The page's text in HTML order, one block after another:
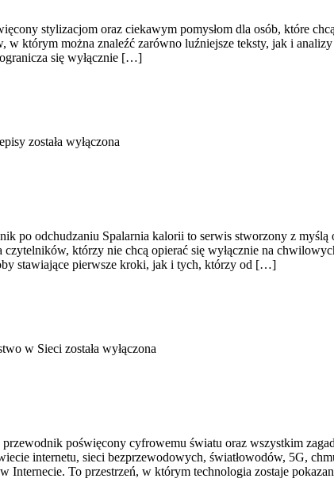
stylizacjom oraz ciekawym pomysłom dla osób, które
w którym można znaleźć zarówno luźniejsze teksty, jak i
się wyłącznie […]
została wyłączona
po odchudzaniu Spalarnia kalorii to serwis stworzony z
czytelników, którzy nie chcą opierać się wyłącznie na
stawiające pierwsze kroki, jak i tych, którzy od […]
w Sieci została wyłączona
poświęcony cyfrowemu światu oraz wszystkim
internetu, sieci bezprzewodowych, światłowodów, 5G,
Internecie. To przestrzeń, w którym technologia zostaje